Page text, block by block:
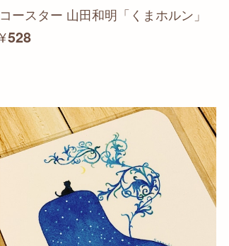
コースター 山田和明「くまホルン」
¥528